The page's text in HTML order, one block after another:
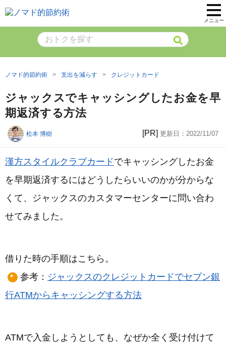
メニュー
ノマド的節約術 支出を減らす クレジットカード
ジャックスでキャッシングしたお金を早
期返済する方法
松本 博樹 [PR] 更新日： 2022/11/07
漢方スタイルクラブカードでキャッシングしたお金
を早期返済するにはどうしたらいいのかが分からな
くて、ジャックスのカスタマーセンターに問い合わ
せてみました。
借りた時の手順はこちら。
参考： ジャックスのクレジットカードでセブン銀
行ATMからキャッシングする方法
ATMで入金しようとしても、なぜか全く受け付けて